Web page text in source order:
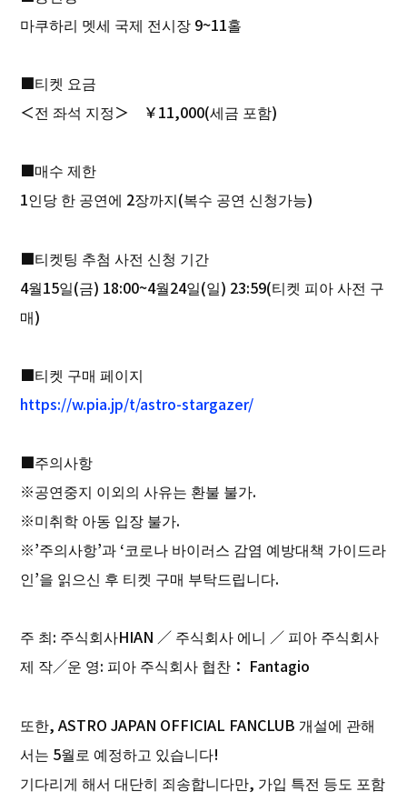
마쿠하리 멧세 국제 전시장 9~11홀
■티켓 요금
＜전 좌석 지정＞ ￥11,000(세금 포함)
■매수 제한
1인당 한 공연에 2장까지(복수 공연 신청가능)
■티켓팅 추첨 사전 신청 기간
4월15일(금) 18:00~4월24일(일) 23:59(티켓 피아 사전 구
매)
■티켓 구매 페이지
https://w.pia.jp/t/astro-stargazer/
■주의사항
※공연중지 이외의 사유는 환불 불가.
※미취학 아동 입장 불가.
※’주의사항’과 ‘코로나 바이러스 감염 예방대책 가이드라
인’을 읽으신 후 티켓 구매 부탁드립니다.
주 최: 주식회사HIAN ／ 주식회사 에니 ／ 피아 주식회사
제 작／운 영: 피아 주식회사 협찬： Fantagio
또한, ASTRO JAPAN OFFICIAL FANCLUB 개설에 관해
서는 5월로 예정하고 있습니다!
기다리게 해서 대단히 죄송합니다만, 가입 특전 등도 포함